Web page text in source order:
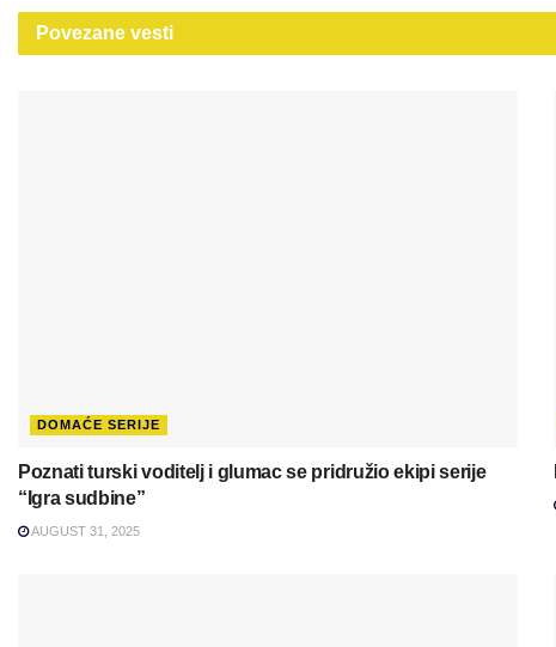
Povezane vesti
DOMAĆE SERIJE
Poznati turski voditelj i glumac se pridružio ekipi serije
“Igra sudbine”
AUGUST 31, 2025